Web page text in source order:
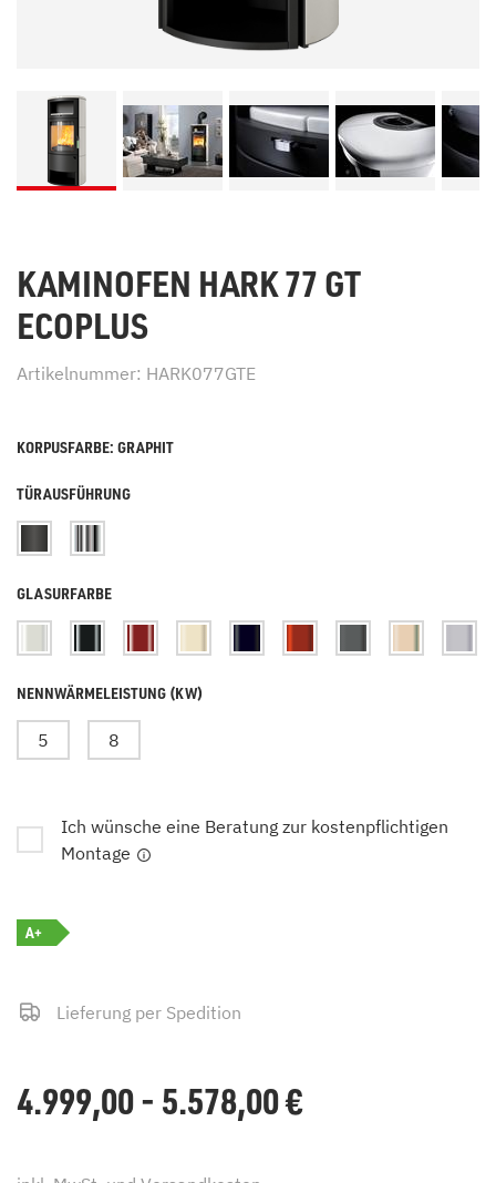
KAMINOFEN HARK 77 GT
ECOPLUS
Artikelnummer: HARK077GTE
KORPUSFARBE: GRAPHIT
TÜRAUSFÜHRUNG
GLASURFARBE
NENNWÄRMELEISTUNG (KW)
5 8
Ich wünsche eine Beratung zur kostenpflichtigen
Montage
A+
Lieferung per Spedition
4.999,00 - 5.578,00€